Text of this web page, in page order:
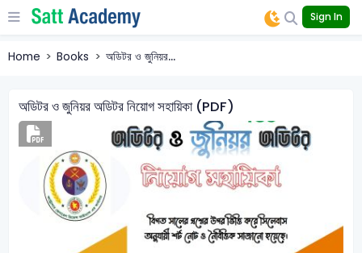
Sign In
Home Books অডিটর ও জুনিয়র...
অডিটর ও জুনিয়র অডিটর নিয়োগ সহায়িকা (PDF)